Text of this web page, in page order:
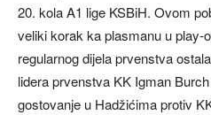
20. kola A1 lige KSBiH. Ovom
veliki korak ka plasmanu u play-
regularnog dijela prvenstva
lidera prvenstva KK Igman
gostovanje u Hadžićima protiv